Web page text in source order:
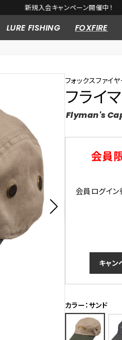
新規入会キャンペーン開催中！
LURE FISHING FOXFIRE
フォックスファイ
フライ
Flyman's
会員
会員ログイン
キャン
カラー：サンド